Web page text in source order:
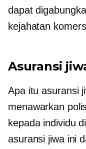
dapat
kejahatan
Asuransi
Apa itu asuransi
menawarkan
kepada individu
asuransi jiwa ini